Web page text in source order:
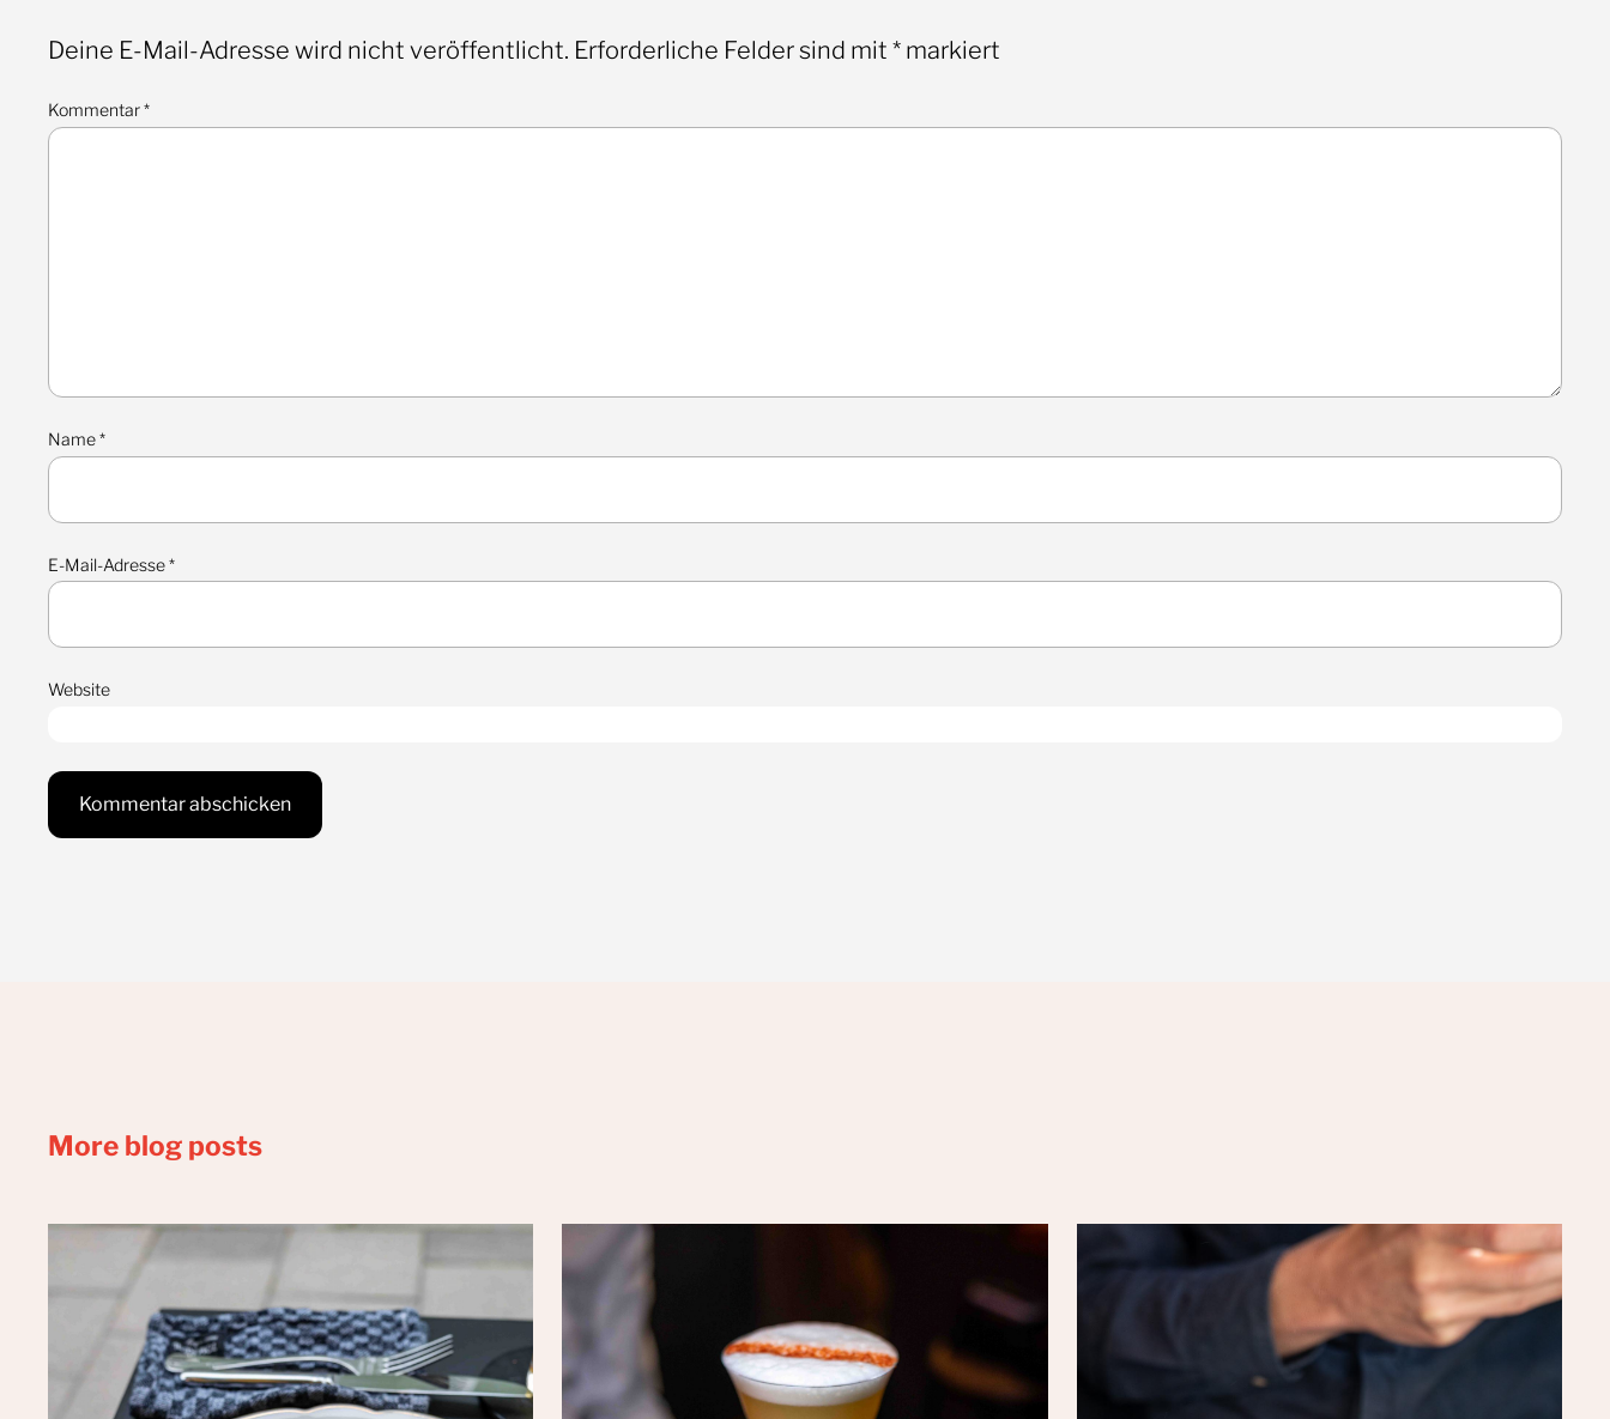
Deine E-Mail-Adresse wird nicht veröffentlicht. Erforderliche Felder sind mit * markiert
Kommentar*
Name*
E-Mail-Adresse*
Website
More blog posts